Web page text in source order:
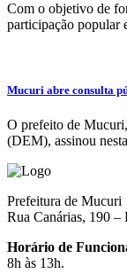
Com o objetivo de
participação popular
Mucuri abre consulta
O prefeito de
(DEM), assinou
Prefeitura de Mucuri
Rua Canárias, 190
Horário de
8h às 13h.